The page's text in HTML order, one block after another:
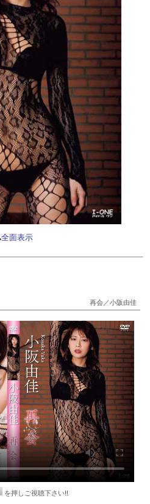
全面表示
再会／小阪由佳
を押しご視聴下さい!!